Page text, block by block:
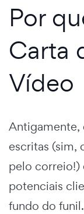
Por
Carta
Vídeo
Antigamente,
escritas (sim,
pelo correio!)
potenciais
fundo do